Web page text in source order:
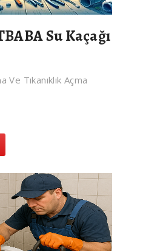
Su Kaçağı
Ve Tıkanıklık Açma